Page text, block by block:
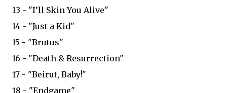
13 - "I’ll Skin You Alive"
14 - "Just a Kid"
15 - "Brutus"
16 - "Death & Resurrection"
17 - "Beirut, Baby!"
18 - "Endgame"